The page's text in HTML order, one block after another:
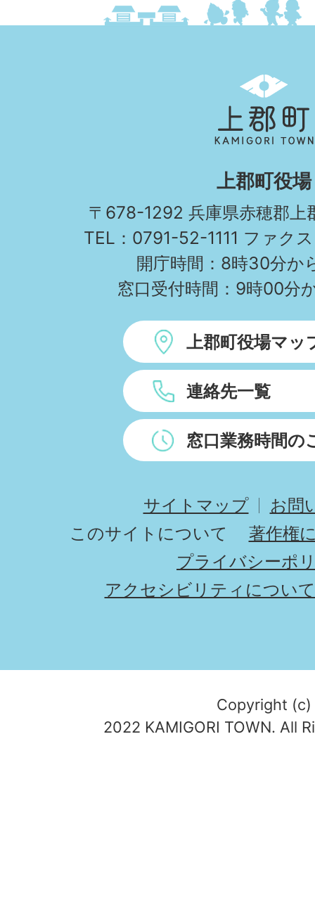
郡
町
KAMIGORI
TOWN
上郡町役場
〒678-1292 兵庫県赤穂郡上
TEL：0791-52-1111 ファク
開庁時間：8時30分か
窓口受付時間：9時00分
上郡町役場マッ
連絡先一覧
窓口業務時間の
サイトマップ
お問
このサイトについて
著作権
プライバシーポ
アクセシビリティについて
Copyright (c)
2022 KAMIGORI TOWN. All